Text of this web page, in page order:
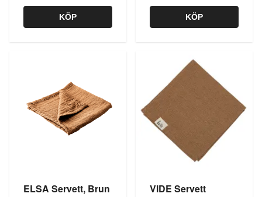
KÖP KÖP
ELSA Servett, Brun
VIDE Servett